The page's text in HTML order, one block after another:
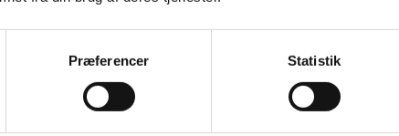
Præferencer Statistik